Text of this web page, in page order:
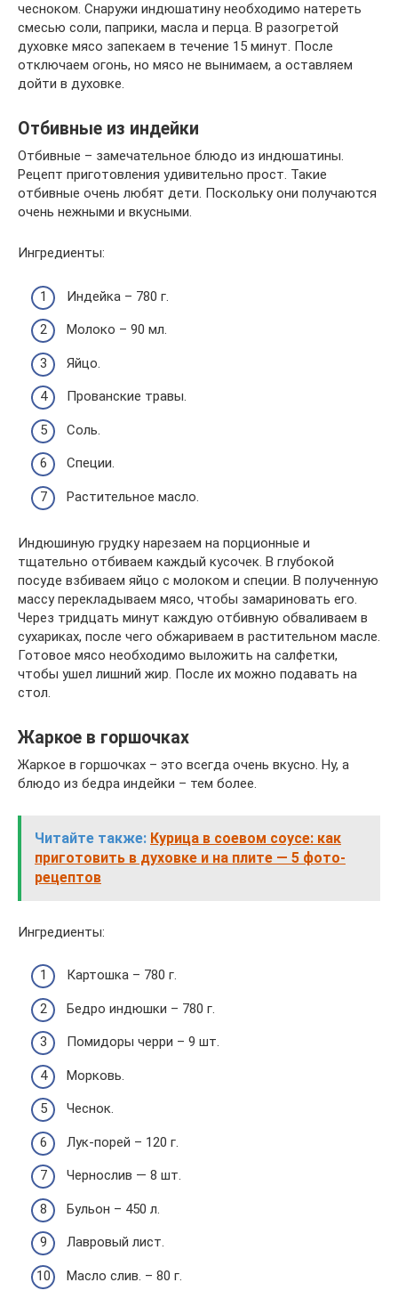
чесноком. Снаружи индюшатину необходимо натереть
смесью соли, паприки, масла и перца. В разогретой
духовке мясо запекаем в течение 15 минут. После
отключаем огонь, но мясо не вынимаем, а оставляем
дойти в духовке.
Отбивные из индейки
Отбивные – замечательное блюдо из индюшатины.
Рецепт приготовления удивительно прост. Такие
отбивные очень любят дети. Поскольку они получаются
очень нежными и вкусными.
Ингредиенты:
Индейка – 780 г.
Молоко – 90 мл.
Яйцо.
Прованские травы.
Соль.
Специи.
Растительное масло.
Индюшиную грудку нарезаем на порционные и
тщательно отбиваем каждый кусочек. В глубокой
посуде взбиваем яйцо с молоком и специи. В полученную
массу перекладываем мясо, чтобы замариновать его.
Через тридцать минут каждую отбивную обваливаем в
сухариках, после чего обжариваем в растительном масле.
Готовое мясо необходимо выложить на салфетки,
чтобы ушел лишний жир. После их можно подавать на
стол.
Жаркое в горшочках
Жаркое в горшочках – это всегда очень вкусно. Ну, а
блюдо из бедра индейки – тем более.
Читайте также: Курица в соевом соусе: как
приготовить в духовке и на плите — 5 фото-
рецептов
Ингредиенты:
Картошка – 780 г.
Бедро индюшки – 780 г.
Помидоры черри – 9 шт.
Морковь.
Чеснок.
Лук-порей – 120 г.
Чернослив — 8 шт.
Бульон – 450 л.
Лавровый лист.
Масло слив. – 80 г.